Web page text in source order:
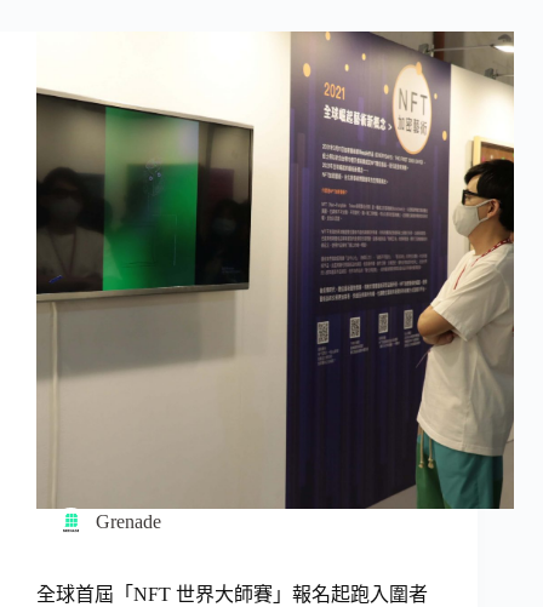
Grenade
全球首屆「NFT 世界大師賽」報名起跑入圍者